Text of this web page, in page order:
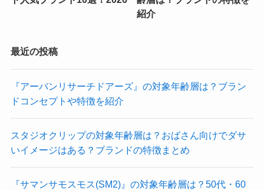
紹介
最近の投稿
『アーバンリサーチドアーズ』の対象年齢層は？ブラン
ドコンセプトや特徴を紹介
スタジオクリップの対象年齢層は？おばさん向けでダサ
いイメージはある？ブランドの特徴まとめ
『サマンサモスモス(SM2)』の対象年齢層は？50代・60